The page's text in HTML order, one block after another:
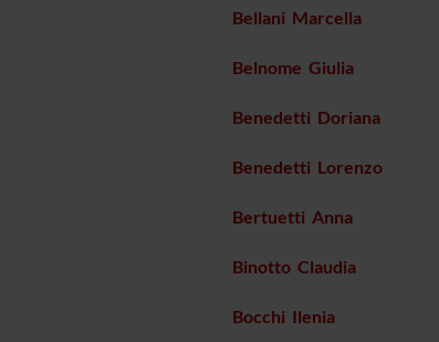
Bellani Marcella
Belnome Giulia
Benedetti Doriana
Benedetti Lorenzo
Bertuetti Anna
Binotto Claudia
Bocchi Ilenia